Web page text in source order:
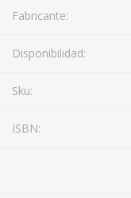
Fabricante:
Disponibilidad:
Sku:
ISBN: